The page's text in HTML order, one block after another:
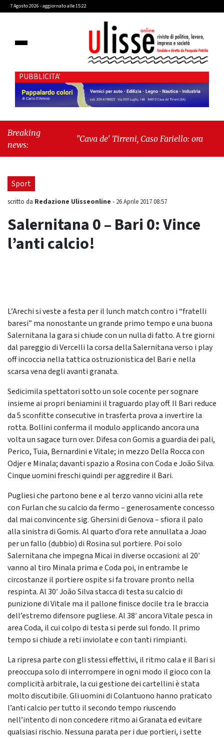
7 Agosto 2026 - aggiornato alle 15:22
PUBBLICITA'
Breaking
news:
"Cava de' Tirreni, Caso Fariello: ora torniamo
Sport
scritto da Redazione Ulisseonline - 26 Aprile 2017 08:57
Salernitana 0 – Bari 0: Vince
l’anti calcio!
L’Arechi si veste a festa per il lunch match contro i “fratelli
baresi” ma nonostante un grande primo tempo e una buona
Salernitana la gara si chiude con un nulla di fatto. A tre giorni
dal pareggio di Vercelli la corsa della Salernitana verso i play
off incoccia nella tattica ostruzionistica del Bari e nella
scarsa vena degli avanti granata.
Sedicimila spettatori sotto un sole cocente per sognare
insieme ai propri beniamini il traguardo play off. Il Bari reduce
da 5 sconfitte consecutive in trasferta prova a invertire la
rotta. Bollini conferma il modulo applicando ancora una
volta un sagace turn over. Difesa con Gomis a guardia dei pali,
Perico, Tuia, Bernardini e Vitale; in mezzo Della Rocca con
Odjer e Minala; davanti spazio a Rosina con Coda e João Silva.
Cinque uomini freschi quindi per aggredire il Bari.
Pugliesi che partono bene e al terzo vanno vicini alla rete
con Furlan che su calcio da fermo – generosamente concesso
dal mai convincente sig. Ghersini di Genova – sfiora il palo
alla sinistra di Gomis. Al quarto d’ora rete annullata a Joao
per un fallo (dubbio) di Rosina sul portiere. Poi solo
Salernitana che impegna Micai in diverse occasioni: al 20′
vanno al tiro Minala prima e Coda poi, in entrambe le
circostanze il portiere ospite si fa trovare pronto nella
respinta. Al 30′ João Silva stacca di testa su calcio di
punizione di Vitale ma il pallone finisce docile tra le braccia
dell’estremo difensore pugliese. Al 38′ ancora Vitale pesca in
area Coda, il cui colpo di testa si perde sul fondo. Il primo
tempo si chiude a reti inviolate e con tanti rimpianti.
La ripresa parte con gli stessi effettivi, il ritmo cala e il Bari si
preoccupa solo di interrompere in ogni modo il gioco con la
complicità arbitrale, la cui gestione dei cartellini è stata
molto discutibile. Gli uomini di Colantuono hanno praticato
l’anti calcio per tutto il secondo tempo riuscendo
nell’intento di non concedere ritmo ai Granata ed evitare
qualsiasi rischio. Nessuna parata per i due portieri, i sette